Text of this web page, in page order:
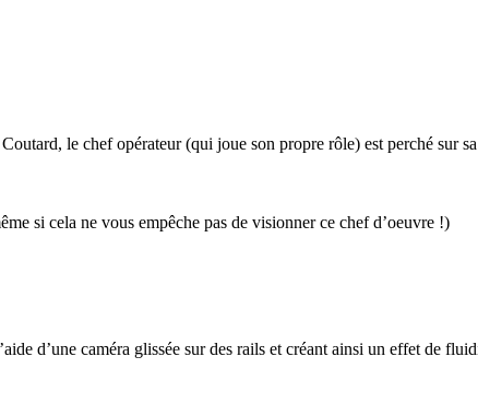
le chef opérateur (qui joue son propre rôle) est perché sur sa
si cela ne vous empêche pas de visionner ce chef d’oeuvre !)
d’une caméra glissée sur des rails et créant ainsi un effet de